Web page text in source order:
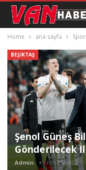
Home ana sayfa Spor
BEŞIKTAŞ
Şenol Güneş
Gönderilecek
Admin Kas 25, 2022